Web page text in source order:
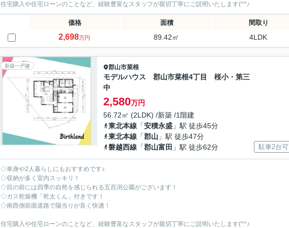
住宅購入や住宅ローンのことなど、経験豊富なスタッフが親切丁寧にご説明いたします(^^♪
価格 面積 間取り
2,698万円 89.42㎡ 4LDK
新築一戸建 郡山市菜根
モデルハウス 郡山市菜根4丁目 桜小・第三
中
2,580万円
56.72㎡ (2LDK) /新築 /1階建
東北本線 「安積永盛 」駅 徒歩45分
東北本線 「郡山 」駅 徒歩47分
磐越西線 「郡山富田 」駅 徒歩62分 駐車2台可
◇単身や2人暮らしにもおすすめです♪
◇収納が多く室内スッキリ！
◇目の前には四季の自然を感じられる五百渕公園がございます！
◇ガス乾燥機「乾太くん」付きです！
◇南西側前面道路で陽当りが良く快適！
住宅購入や住宅ローンのことなど、経験豊富なスタッフが親切丁寧にご説明いたします(^^♪